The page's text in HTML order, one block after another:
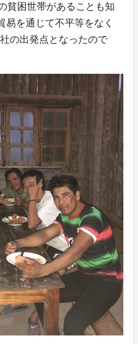
貧困世帯があることも知
易を通じて不平等をなく
の出発点となったので